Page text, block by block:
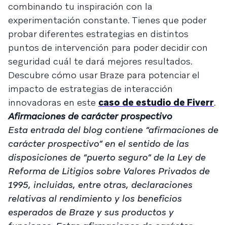
combinando tu inspiración con la
experimentación constante. Tienes que poder
probar diferentes estrategias en distintos
puntos de intervención para poder decidir con
seguridad cuál te dará mejores resultados.
Descubre cómo usar Braze para potenciar el
impacto de estrategias de interacción
innovadoras en este caso de estudio de Fiverr.
Afirmaciones de carácter prospectivo
Esta entrada del blog contiene “afirmaciones de
carácter prospectivo” en el sentido de las
disposiciones de “puerto seguro” de la Ley de
Reforma de Litigios sobre Valores Privados de
1995, incluidas, entre otras, declaraciones
relativas al rendimiento y los beneficios
esperados de Braze y sus productos y